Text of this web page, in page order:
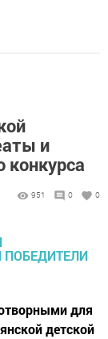
и
951 0 0
для
детской